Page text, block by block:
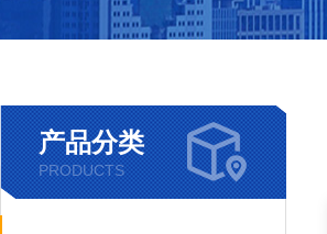
产品分类
PRODUCTS